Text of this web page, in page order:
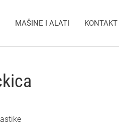
MAŠINE I ALATI KONTAKT